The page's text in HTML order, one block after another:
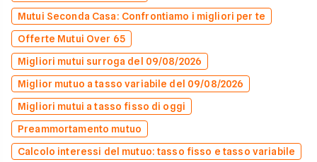
Mutui Seconda Casa: Confrontiamo i migliori per te
Offerte Mutui Over 65
Migliori mutui surroga del 09/08/2026
Miglior mutuo a tasso variabile del 09/08/2026
Migliori mutui a tasso fisso di oggi
Preammortamento mutuo
Calcolo interessi del mutuo: tasso fisso e tasso variabile